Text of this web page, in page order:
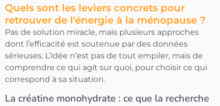
Quels sont les leviers concrets pour
retrouver de l'énergie à la ménopause ?
Pas de solution miracle, mais plusieurs approches
dont l’efficacité est soutenue par des données
sérieuses. L’idée n’est pas de tout empiler, mais de
comprendre ce qui agit sur quoi, pour choisir ce qui
correspond à sa situation.
La créatine monohydrate : ce que la recherche